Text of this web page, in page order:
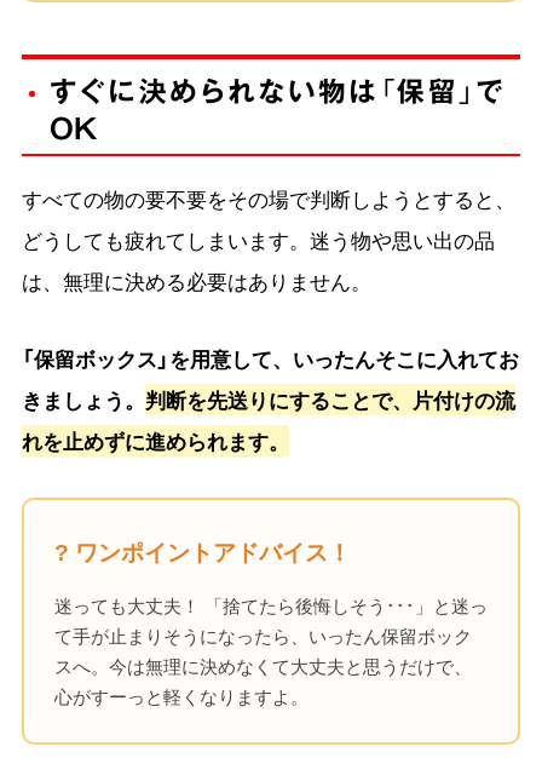
すぐに決められない物は「保留」で
OK
すべての物の要不要をその場で判断しようとすると、
どうしても疲れてしまいます。迷う物や思い出の品
は、無理に決める必要はありません。
「保留ボックス」を用意して、いったんそこに入れてお
きましょう。 判断を先送りにすることで、片付けの流
れを止めずに進められます。
? ワンポイントアドバイス！
迷っても大丈夫！ 「捨てたら後悔しそう･･･」と迷っ
て手が止まりそうになったら、いったん保留ボック
スへ。今は無理に決めなくて大丈夫と思うだけで、
心がすーっと軽くなりますよ。